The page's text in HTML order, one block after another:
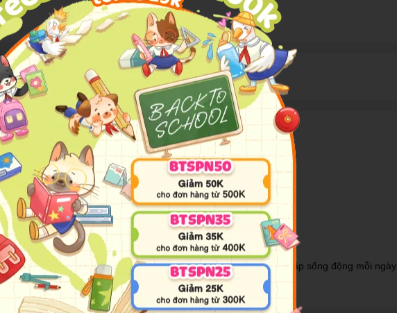
quản lý thống kê, lập kế hoạch, lưu trữ trong thời gian dài.
liệu mà không để lại dấu keo.
hơn nhờ những màu sắc rực rỡ cho không gian làm việc, học tập sống động mỗi ngày.
bị phai màu.